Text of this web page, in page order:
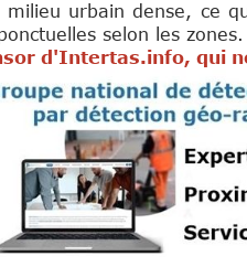
urbain dense, ce
selon les zones.
d'Intertas.info, qui